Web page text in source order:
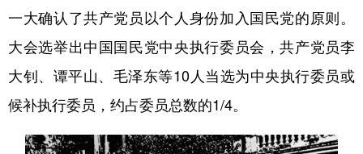
一大确认了共产党员以个人身份加入国民党的原则。
大会选举出中国国民党中央执行委员会，共产党员李
大钊、谭平山、毛泽东等10人当选为中央执行委员或
候补执行委员，约占委员总数的1/4。